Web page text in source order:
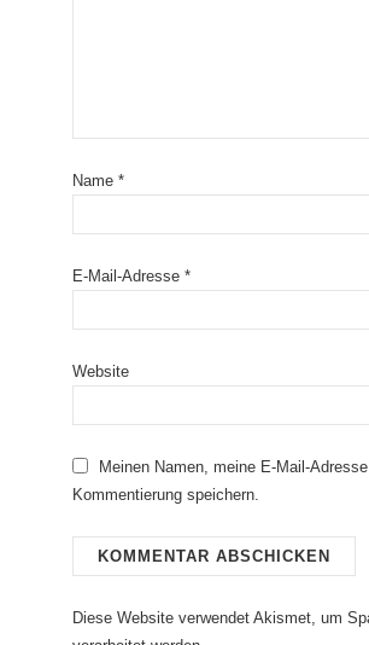
Name *
E-Mail-Adresse *
Website
Meinen Namen, meine E-Mail-
Kommentierung speichern.
Diese Website verwendet Akismet, um